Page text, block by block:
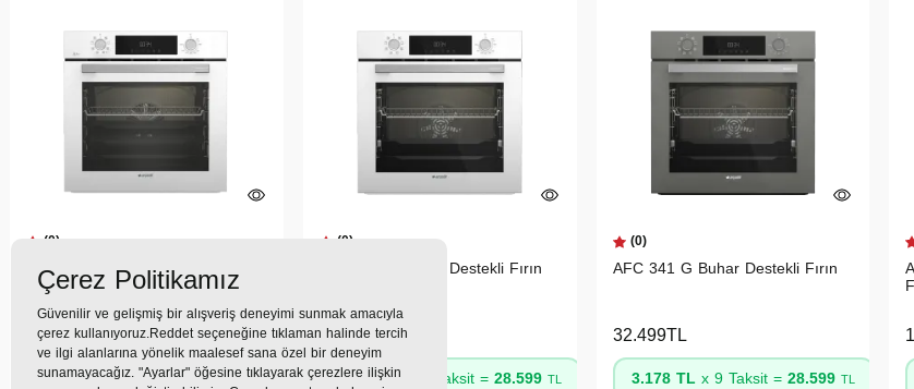
(0)
AFC 342 B A Fry Ankastre Fırın
27.282TL
2.668 TLx 9 Taksit =24.008 TL
(0)
AFC 341 B Buhar Destekli Fırın
32.499TL
3.178 TL x 9 Taksit =28.599 TL
(0)
AFC 341 G Buhar Destekli Fırın
32.499TL
3.178 TL x 9 Taksit =28.599 TL
Çerez Politikamız
Güvenilir ve gelişmiş bir alışveriş deneyimi sunmak amacıyla
çerez kullanıyoruz.Reddet seçeneğine tıklaman halinde tercih
ve ilgi alanlarına yönelik maalesef sana özel bir deneyim
sunamayacağız. "Ayarlar" öğesine tıklayarak çerezlere ilişkin